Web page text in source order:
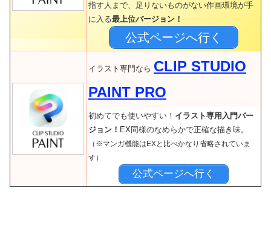
指す人まで、足りないものがない作画環境が手
に入る最上位バージョン！
公式ページへ行く
イラスト専門なら CLIP STUDIO
PAINT PRO
初めてでも使いやすい！ イラスト専用入門バー
ジョン！ EX同様のなめらかで正確な描き味。
（※マンガ機能はEXと比べかなり省略されていま
す）
公式ページへ行く